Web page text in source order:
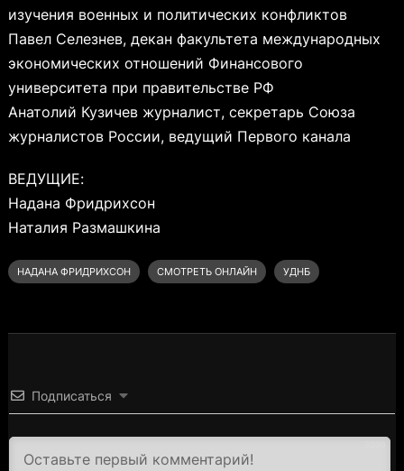
изучения военных и политических конфликтов
Павел Селезнев, декан факультета международных
экономических отношений Финансового
университета при правительстве РФ
Анатолий Кузичев журналист, секретарь Союза
журналистов России, ведущий Первого канала
ВЕДУЩИЕ:
Надана Фридрихсон
Наталия Размашкина
НАДАНА ФРИДРИХСОН СМОТРЕТЬ ОНЛАЙН УДНБ
Подписаться